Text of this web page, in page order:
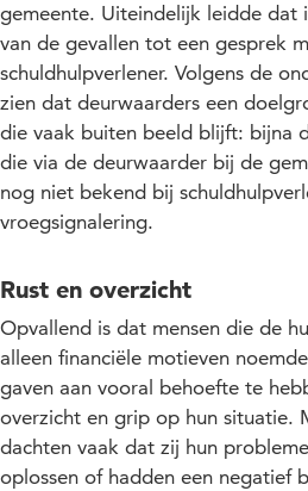
gemeente. Uiteindelijk leidde dat
van de gevallen tot een gesprek
schuldhulpverlener. Volgens de
zien dat deurwaarders een
die vaak buiten beeld blijft: bijna
die via de deurwaarder bij de
nog niet bekend bij
vroegsignalering.
Rust en overzicht
Opvallend is dat mensen die de
alleen financiële motieven
gaven aan vooral behoefte te
overzicht en grip op hun situatie.
dachten vaak dat zij hun
oplossen of hadden een negatief